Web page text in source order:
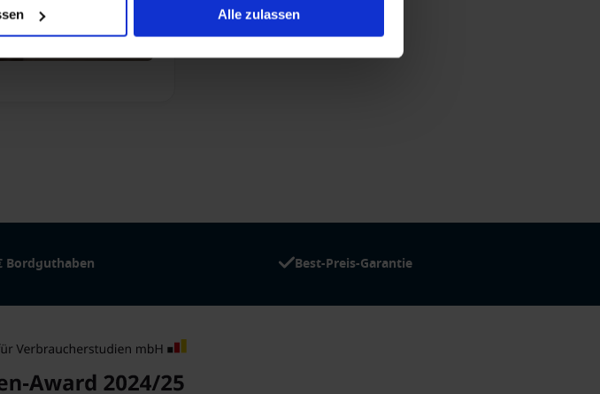
Alle zulassen
Bordguthaben Best-Preis-Garantie